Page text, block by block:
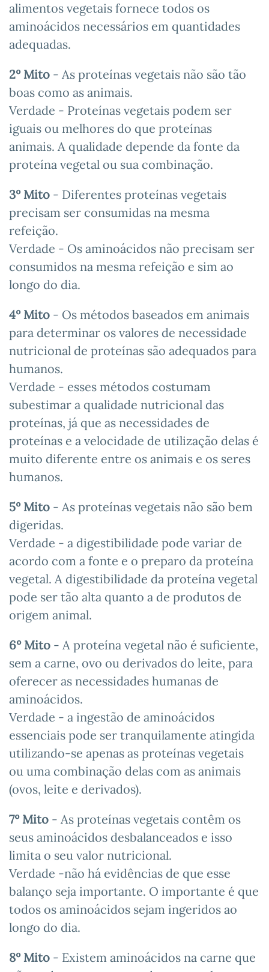
alimentos vegetais fornece todos os
aminoácidos necessários em quantidades
adequadas.
2º Mito - As proteínas vegetais não são tão
boas como as animais.
Verdade - Proteínas vegetais podem ser
iguais ou melhores do que proteínas
animais. A qualidade depende da fonte da
proteína vegetal ou sua combinação.
3º Mito - Diferentes proteínas vegetais
precisam ser consumidas na mesma
refeição.
Verdade - Os aminoácidos não precisam ser
consumidos na mesma refeição e sim ao
longo do dia.
4º Mito - Os métodos baseados em animais
para determinar os valores de necessidade
nutricional de proteínas são adequados para
humanos.
Verdade - esses métodos costumam
subestimar a qualidade nutricional das
proteínas, já que as necessidades de
proteínas e a velocidade de utilização delas é
muito diferente entre os animais e os seres
humanos.
5º Mito - As proteínas vegetais não são bem
digeridas.
Verdade - a digestibilidade pode variar de
acordo com a fonte e o preparo da proteína
vegetal. A digestibilidade da proteína vegetal
pode ser tão alta quanto a de produtos de
origem animal.
6º Mito - A proteína vegetal não é suficiente,
sem a carne, ovo ou derivados do leite, para
oferecer as necessidades humanas de
aminoácidos.
Verdade - a ingestão de aminoácidos
essenciais pode ser tranquilamente atingida
utilizando-se apenas as proteínas vegetais
ou uma combinação delas com as animais
(ovos, leite e derivados).
7º Mito - As proteínas vegetais contêm os
seus aminoácidos desbalanceados e isso
limita o seu valor nutricional.
Verdade -não há evidências de que esse
balanço seja importante. O importante é que
todos os aminoácidos sejam ingeridos ao
longo do dia.
8º Mito - Existem aminoácidos na carne que